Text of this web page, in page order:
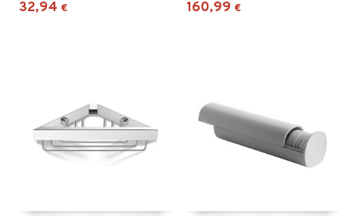
32,94 € 160,99 €